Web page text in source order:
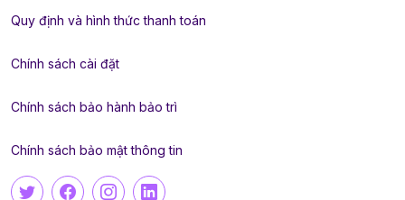
Quy định và hình thức thanh toán
Chính sách cài đặt
Chính sách bảo hành bảo trì
Chính sách bảo mật thông tin